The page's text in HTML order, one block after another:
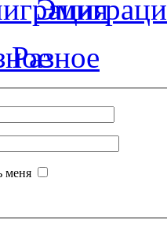
Разное
меня